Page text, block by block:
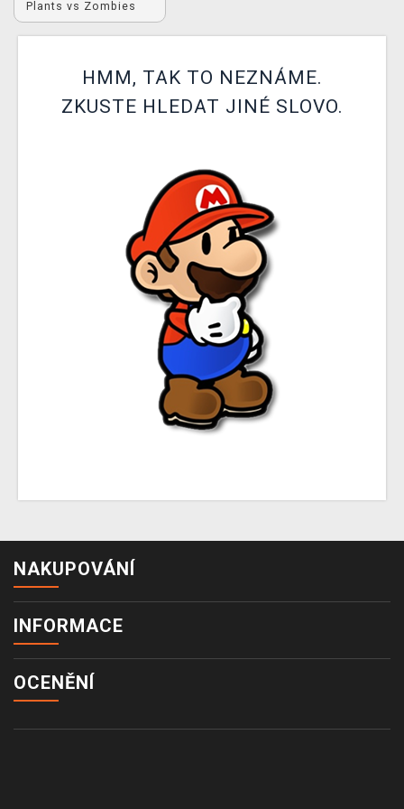
DOPRAVA
TCG & BOARDGAME HUB
Plants vs Zombies
HMM, TAK TO NEZNÁME.
ZKUSTE HLEDAT JINÉ SLOVO.
NAKUPOVÁNÍ
INFORMACE
OCENĚNÍ